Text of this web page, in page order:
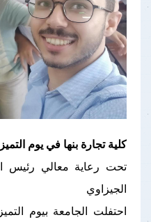
كلية تجارة بنها في يوم
تحت رعاية معالي رئيس
الجيزاوي
احتفلت الجامعة بيوم